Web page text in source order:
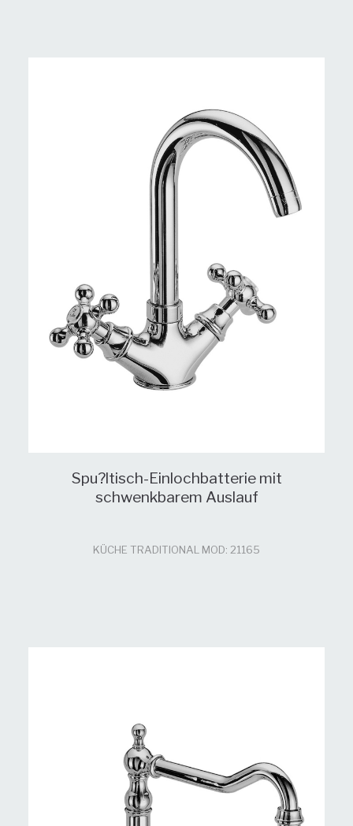
Spu?ltisch-Einlochbatterie mit
schwenkbarem Auslauf
KÜCHE TRADITIONAL MOD: 21165